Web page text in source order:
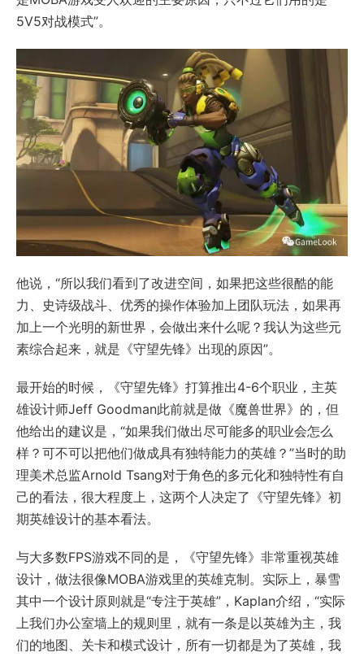
5V5对战模式”。
他说，“所以我们看到了改进空间，如果把这些很酷的能
力、史诗级战斗、优秀的操作体验加上团队玩法，如果再
加上一个光明的新世界，会做出来什么呢？我认为这些元
素综合起来，就是《守望先锋》出现的原因”。
最开始的时候，《守望先锋》打算推出4-6个职业，主英
雄设计师Jeff Goodman此前就是做《魔兽世界》的，但
他给出的建议是，“如果我们做出尽可能多的职业会怎么
样？可不可以把他们做成具有独特能力的英雄？”当时的助
理美术总监Arnold Tsang对于角色的多元化和独特性有自
己的看法，很大程度上，这两个人决定了《守望先锋》初
期英雄设计的基本看法。
与大多数FPS游戏不同的是，《守望先锋》非常重视英雄
设计，做法很像MOBA游戏里的英雄克制。实际上，暴雪
其中一个设计原则就是“专注于英雄”，Kaplan介绍，“实际
上我们办公室墙上的规则里，就有一条是以英雄为主，我
们的地图、关卡和模式设计，所有一切都是为了英雄，我